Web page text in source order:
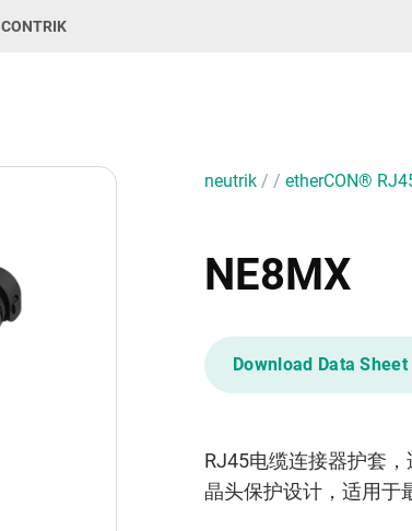
CONTRIK
neutrik / / etherCON®
NE8MX
Download Data Sheet
RJ45电缆连接器护套
晶头保护设计，适用于